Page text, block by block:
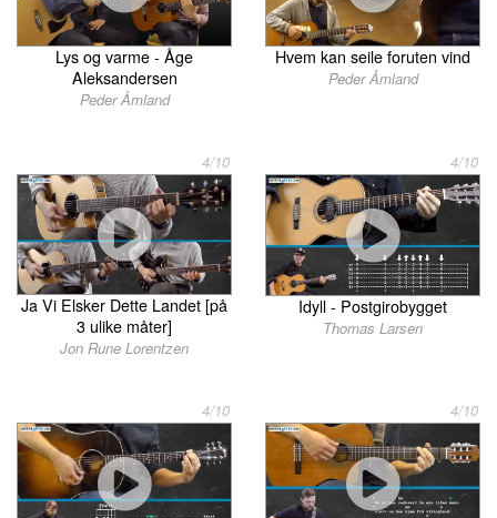
Lys og varme - Åge
Aleksandersen
Peder Åmland
Hvem kan seile foruten vind
Peder Åmland
4/10
Ja Vi Elsker Dette Landet [på
3 ulike måter]
Jon Rune Lorentzen
4/10
Idyll - Postgirobygget
Thomas Larsen
4/10 4/10